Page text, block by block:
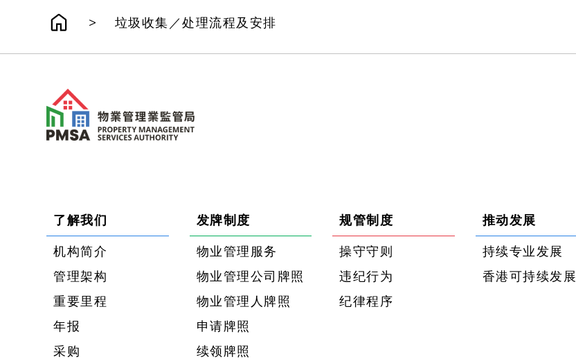
> 垃圾收集／处理流程及安排
了解我们
机构简介
管理架构
重要里程
年报
采购
发牌制度
物业管理服务
物业管理公司牌照
物业管理人牌照
申请牌照
续领牌照
规管制度
操守守则
违纪行为
纪律程序
推动发展
持续专业发展
香港可持续发展